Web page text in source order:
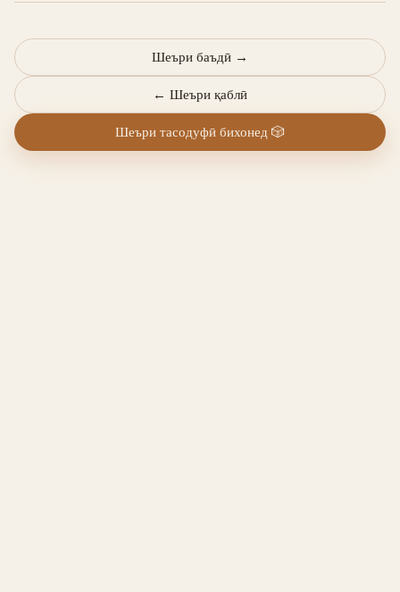
← Шеъри қаблӣ
Шеъри баъдӣ →
Шеъри тасодуфӣ бихонед 🎲